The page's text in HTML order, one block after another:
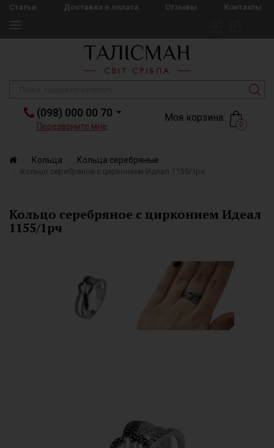
Статьи Доставка и оплата Отзывы Контакты
(098) 000 00 70
Перезвоните мне
Моя корзина:
0
Кольца Кольца серебряные
Кольцо серебряное с цирконием Идеал 1155/1рч
Кольцо серебряное с цирконием Идеал
1155/1рч